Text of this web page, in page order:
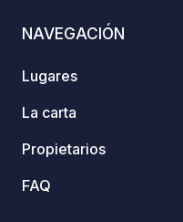
NAVEGACIÓN
Lugares
La carta
Propietarios
FAQ